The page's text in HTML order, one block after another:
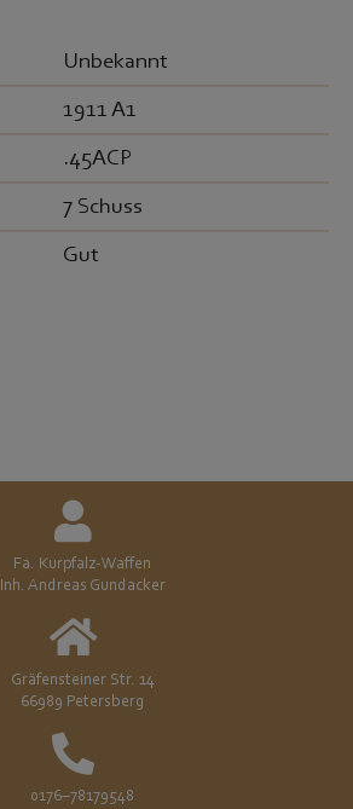
Unbekannt
1911 A1
.45ACP
7 Schuss
Gut
Fa. Kurpfalz-Waffen
Inh. Andreas Gundacker
Gräfensteiner Str. 14
66989 Petersberg
0176–78179548